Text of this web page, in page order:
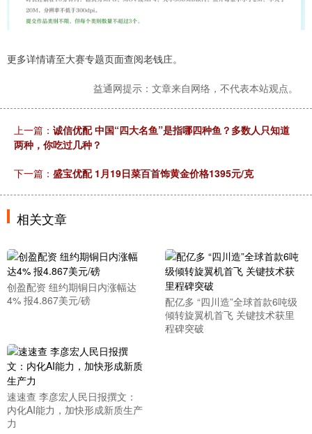
更多详情请至大赛专题页面查阅老钱庄。
益通网提示：文章来自网络，不代表本站观点。
上一篇： 诚信优配 中国“四大名鱼”是指哪四种鱼？多数人只知道
两种，你吃过几种？
下一篇： 盛宝优配 1月19日菜百首饰黄金价格1395元/克
相关文章
创盈配资 纽约期铜日内涨幅达
4% 报4.867美元/磅
配亿多 “四川造”全球首款6吨级
倾转旋翼机首飞 关键技术获里
程碑突破
速速查 李彦宏人民日报撰文：
内化AI能力，加快形成新质生产
力